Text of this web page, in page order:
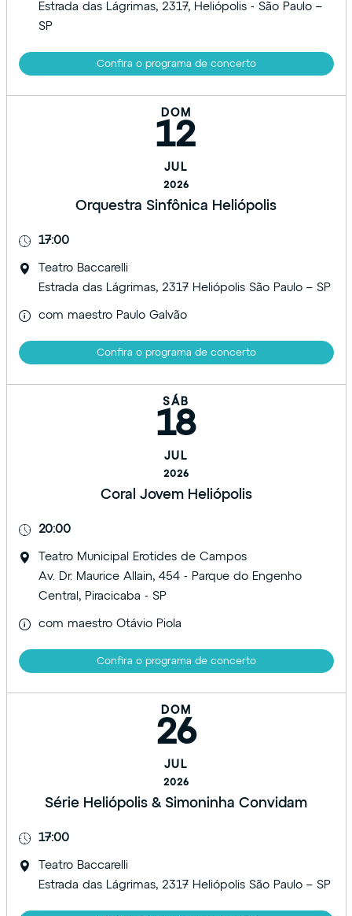
Estrada das Lágrimas, 2317, Heliópolis - São Paulo –
SP
Confira o programa de concerto
DOM
12
JUL
2026
Orquestra Sinfônica Heliópolis
17:00
Teatro Baccarelli
Estrada das Lágrimas, 2317 Heliópolis São Paulo – SP
com maestro Paulo Galvão
Confira o programa de concerto
SÁB
18
JUL
2026
Coral Jovem Heliópolis
20:00
Teatro Municipal Erotides de Campos
Av. Dr. Maurice Allain, 454 - Parque do Engenho
Central, Piracicaba - SP
com maestro Otávio Piola
Confira o programa de concerto
DOM
26
JUL
2026
Série Heliópolis & Simoninha Convidam
17:00
Teatro Baccarelli
Estrada das Lágrimas, 2317 Heliópolis São Paulo – SP